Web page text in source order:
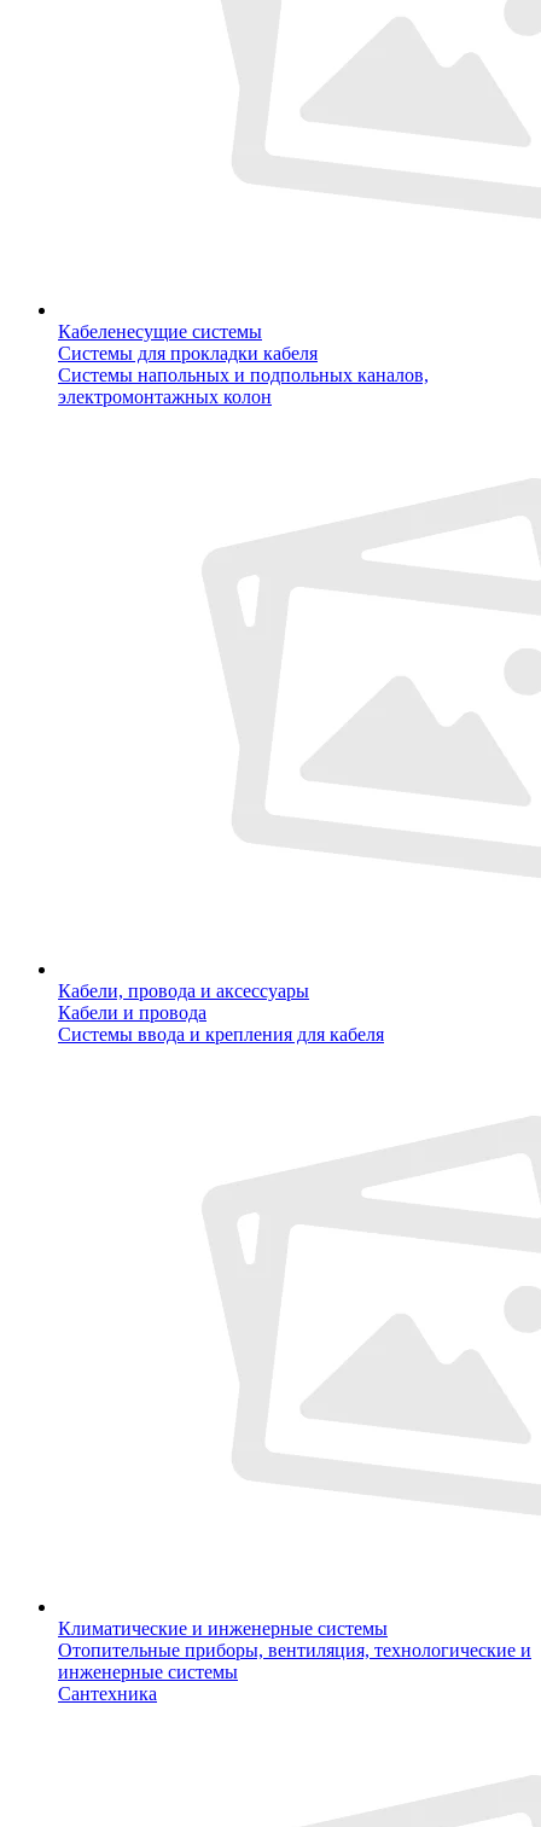
Кабеленесущие системы
Системы для прокладки кабеля
Системы напольных и подпольных каналов,
электромонтажных колон
Кабели, провода и аксессуары
Кабели и провода
Системы ввода и крепления для кабеля
Климатические и инженерные системы
Отопительные приборы, вентиляция, технологические и
инженерные системы
Сантехника